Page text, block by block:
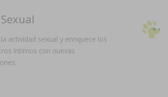
actividad sexual y enriquece los
íntimos con nuevas